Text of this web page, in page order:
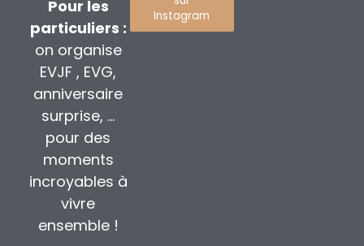
Pour les
particuliers :
on organise
EVJF , EVG,
anniversaire
surprise, …
pour des
moments
incroyables à
vivre
ensemble !
Instagram